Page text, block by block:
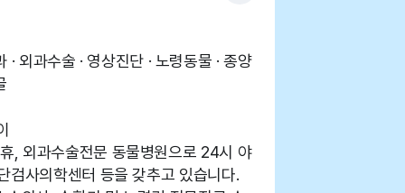
· 외과수술 · 영상진단 · 노령동물 · 종양
, 외과수술전문 동물병원으로 24시 야
검사의학센터 등을 갖추고 있습니다.